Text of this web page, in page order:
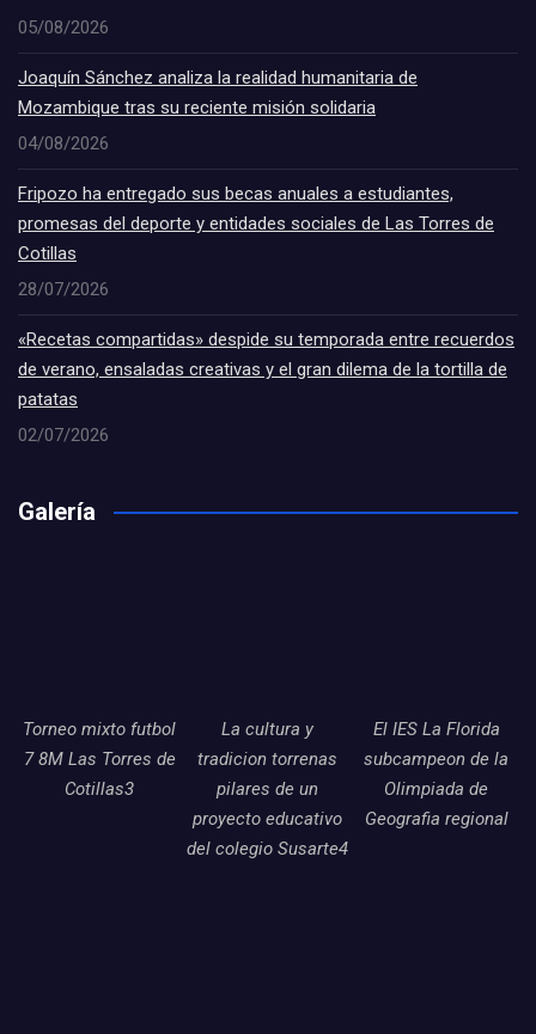
05/08/2026
Joaquín Sánchez analiza la realidad humanitaria de
Mozambique tras su reciente misión solidaria
04/08/2026
Fripozo ha entregado sus becas anuales a estudiantes,
promesas del deporte y entidades sociales de Las Torres de
Cotillas
28/07/2026
«Recetas compartidas» despide su temporada entre recuerdos
de verano, ensaladas creativas y el gran dilema de la tortilla de
patatas
02/07/2026
Galería
Torneo mixto futbol
7 8M Las Torres de
Cotillas3
La cultura y
tradicion torrenas
pilares de un
proyecto educativo
del colegio Susarte4
El IES La Florida
subcampeon de la
Olimpiada de
Geografia regional